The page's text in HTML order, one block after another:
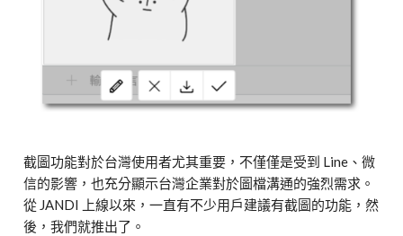
截圖功能對於台灣使用者尤其重要，不僅僅是受到 Line、微
信的影響，也充分顯示台灣企業對於圖檔溝通的強烈需求。
從 JANDI 上線以來，一直有不少用戶建議有截圖的功能，然
後，我們就推出了。